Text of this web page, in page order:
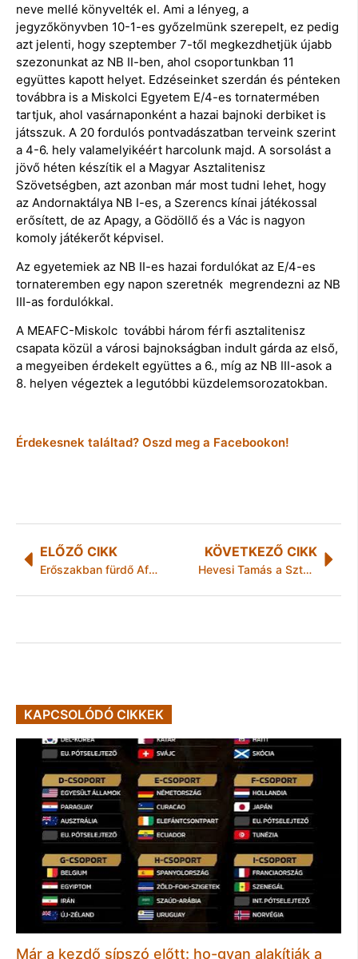
neve mellé könyvelték el. Ami a lényeg, a
jegyzőkönyvben 10-1-es győzelmünk szerepelt, ez pedig
azt jelenti, hogy szeptember 7-től megkezdhetjük újabb
szezonunkat az NB II-ben, ahol csoportunkban 11
együttes kapott helyet. Edzéseinket szerdán és pénteken
továbbra is a Miskolci Egyetem E/4-es tornatermében
tartjuk, ahol vasárnaponként a hazai bajnoki derbiket is
játsszuk. A 20 fordulós pontvadászatban terveink szerint
a 4-6. hely valamelyikéért harcolunk majd. A sorsolást a
jövő héten készítik el a Magyar Asztalitenisz
Szövetségben, azt azonban már most tudni lehet, hogy
az Andornaktálya NB I-es, a Szerencs kínai játékossal
erősített, de az Apagy, a Gödöllő és a Vác is nagyon
komoly játékerőt képvisel.
Az egyetemiek az NB II-es hazai fordulókat az E/4-es
tornateremben egy napon szeretnék megrendezni az NB
III-as fordulókkal.
A MEAFC-Miskolc további három férfi asztalitenisz
csapata közül a városi bajnokságban indult gárda az első,
a megyeiben érdekelt együttes a 6., míg az NB III-asok a
8. helyen végeztek a legutóbbi küzdelemsorozatokban.
Érdekesnek találtad? Oszd meg a Facebookon!
ELŐZŐ CIKK
Erőszakban fürdő Afrika
KÖVETKEZŐ CIKK
Hevesi Tamás a Sztárportréban!
KAPCSOLÓDÓ CIKKEK
Már a kezdő sípszó előtt: ho-gyan alakítják a